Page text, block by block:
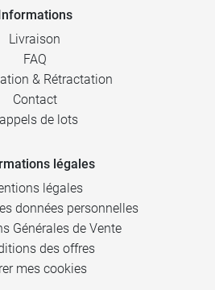
Livraison
FAQ
& Rétractation
Contact
de lots
légales
légales
données personnelles
Générales de Vente
des offres
mes cookies